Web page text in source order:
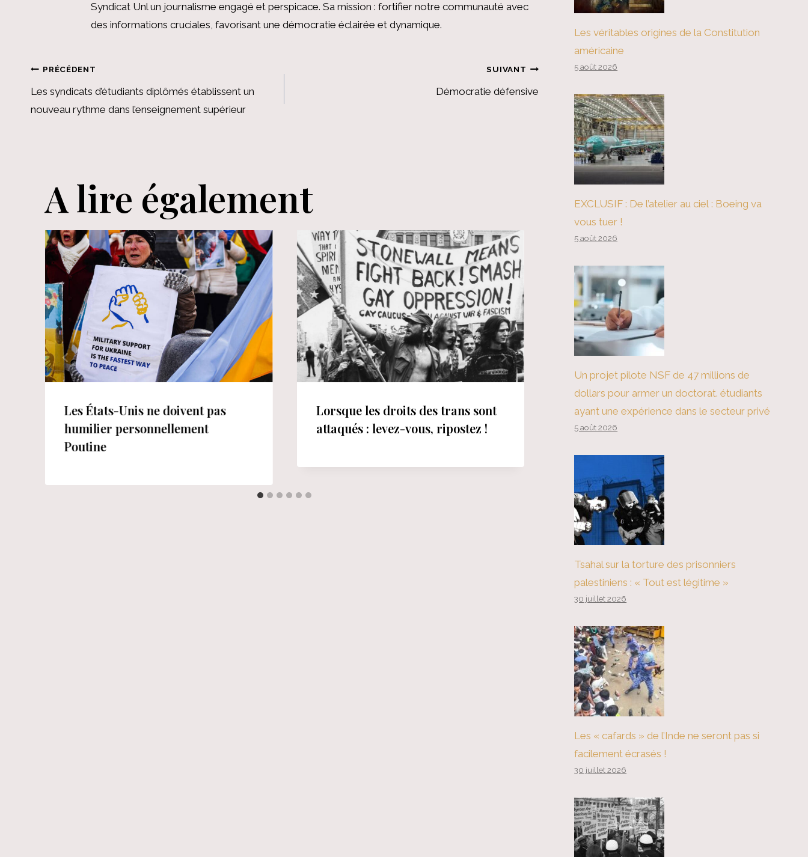
Syndicat Unl un journalisme engagé et perspicace. Sa mission : fortifier notre communauté avec
des informations cruciales, favorisant une démocratie éclairée et dynamique.
Navigation
de
PRÉCÉDENT
Les syndicats d’étudiants diplômés établissent un
nouveau rythme dans l’enseignement supérieur
SUIVANT
Démocratie défensive
A lire également
Les États-Unis ne doivent pas
humilier personnellement
Poutine
Lorsque les droits des trans sont
attaqués : levez-vous, ripostez !
La guerre d'Israël de grande
ambition
Les véritables origines de la Constitution
américaine
5 août 2026
EXCLUSIF : De l’atelier au ciel : Boeing va
vous tuer !
5 août 2026
Un projet pilote NSF de 47 millions de
dollars pour armer un doctorat. étudiants
ayant une expérience dans le secteur privé
5 août 2026
Tsahal sur la torture des prisonniers
palestiniens : « Tout est légitime »
30 juillet 2026
Les « cafards » de l’Inde ne seront pas si
facilement écrasés !
30 juillet 2026